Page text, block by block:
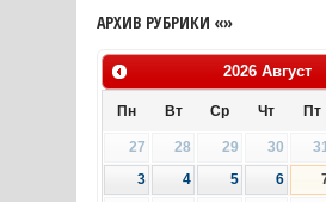
АРХИВ РУБРИКИ «»
2026 Август
Пн Вт Ср Чт Пт
27 28 29 30
3
4 5 6